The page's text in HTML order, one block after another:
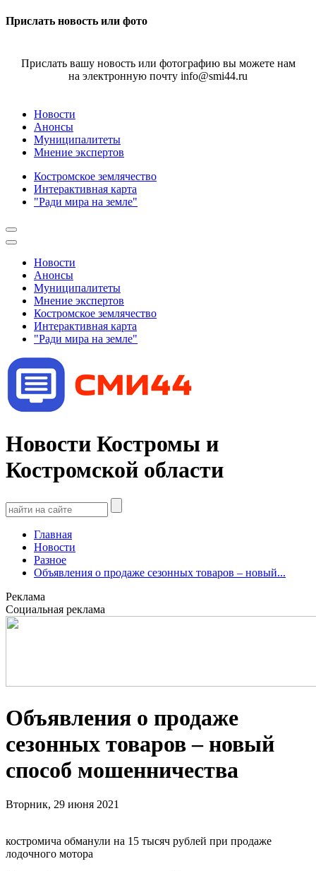
Прислать новость или фото
Прислать вашу новость или фотографию вы можете нам
на электронную почту info@smi44.ru
Новости
Анонсы
Муниципалитеты
Мнение экспертов
Костромское землячество
Интерактивная карта
"Ради мира на земле"
Новости
Анонсы
Муниципалитеты
Мнение экспертов
Костромское землячество
Интерактивная карта
"Ради мира на земле"
Новости Костромы и
Костромской области
Главная
Новости
Разное
Объявления о продаже сезонных товаров – новый...
Реклама
Социальная реклама
Объявления о продаже
сезонных товаров – новый
способ мошенничества
Вторник, 29 июня 2021
костромича обманули на 15 тысяч рублей при продаже
лодочного мотора